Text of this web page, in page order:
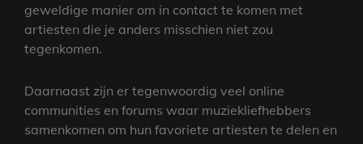
geweldige manier om in contact te komen met
artiesten die je anders misschien niet zou
tegenkomen.
Daarnaast zijn er tegenwoordig veel online
communities en forums waar muziekliefhebbers
samenkomen om hun favoriete artiesten te delen en